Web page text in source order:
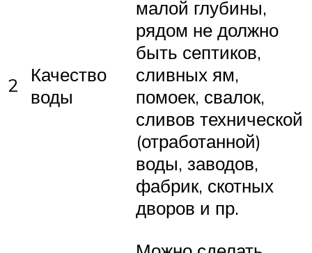
2
Качество
воды
малой глубины,
рядом не должно
быть септиков,
сливных ям,
помоек, свалок,
сливов технической
(отработанной)
воды, заводов,
фабрик, скотных
дворов и пр.